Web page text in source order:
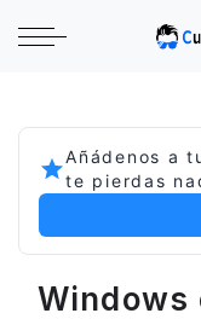
Añádenos a
te pierdas
Windows